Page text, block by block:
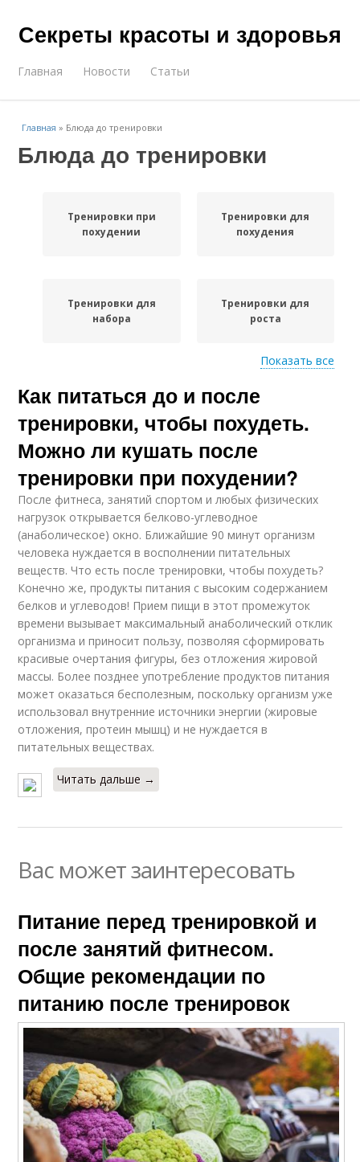
Секреты красоты и здоровья
Главная Новости Статьи
Главная » Блюда до тренировки
Блюда до тренировки
Тренировки при
похудении
Тренировки для
похудения
Тренировки для
набора
Тренировки для
роста
Питание перед
тренировкой
Питание до
тренировки
Тренировки для
Показать все
Как питаться до и после
тренировки, чтобы похудеть.
Можно ли кушать после
тренировки при похудении?
После фитнеса, занятий спортом и любых физических
нагрузок открывается белково-углеводное
(анаболическое) окно. Ближайшие 90 минут организм
человека нуждается в восполнении питательных
веществ. Что есть после тренировки, чтобы похудеть?
Конечно же, продукты питания с высоким содержанием
белков и углеводов! Прием пищи в этот промежуток
времени вызывает максимальный анаболический отклик
организма и приносит пользу, позволяя сформировать
красивые очертания фигуры, без отложения жировой
массы. Более позднее употребление продуктов питания
может оказаться бесполезным, поскольку организм уже
использовал внутренние источники энергии (жировые
отложения, протеин мышц) и не нуждается в
питательных веществах.
Читать дальше →
Вас может заинтересовать
Питание перед тренировкой и
после занятий фитнесом.
Общие рекомендации по
питанию после тренировок